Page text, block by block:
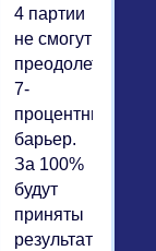
4 партии
не смогут
преодолеть
7-
процентный
барьер.
За 100%
будут
приняты
результаты